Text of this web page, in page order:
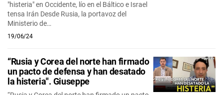
"histeria" en Occidente, lío en el Báltico e Israel
tensa Irán Desde Rusia, la portavoz del
Ministerio de…
19/06/24
“Rusia y Corea del norte han firmado
un pacto de defensa y han desatado
la histeria". Giuseppe